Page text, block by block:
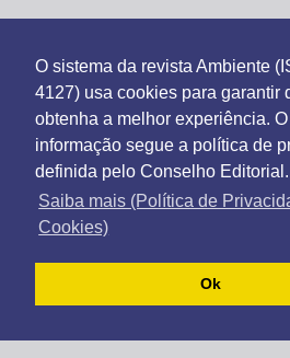
O sistema da revista Ambiente
4127) usa cookies para garantir
obtenha a melhor experiência.
informação segue a política de
definida pelo Conselho Editorial.
Saiba mais (Política de
Cookies)
Ok